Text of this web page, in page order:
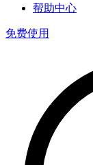
帮助中心
免费使用